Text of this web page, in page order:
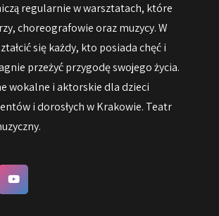
regularnie w warsztatach, które
choreografowie oraz muzycy. W
się każdy, kto posiada chęć i
przeżyć przygodę swojego życia.
wokalne i aktorskie dla dzieci
i dorosłych w Krakowie. Teatr